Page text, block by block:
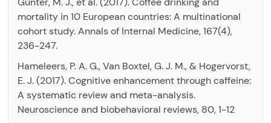
mortality in 10 European countries: A multinational
cohort study. Annals of Internal Medicine, 167(4),
236-247.
Hameleers, P. A. G., Van Boxtel, G. J. M., & Hogervorst,
E. J. (2017). Cognitive enhancement through caffeine:
A systematic review and meta-analysis.
Neuroscience and biobehavioral reviews, 80, 1-12